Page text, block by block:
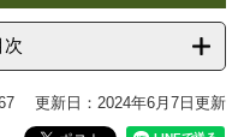
次
更新日：2024年6月7日更新